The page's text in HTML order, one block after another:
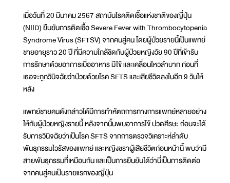
เมื่อวันที่ 20 มีนาคม 2567 สถาบันโรคติดเชื้อแห่งชาติของญี่ปุ่น
(NIID) ยืนยันการติดเชื้อ Severe Fever with Thrombocytopenia
Syndrome Virus (SFTSV) จากคนสู่คน โดยผู้ป่วยรายนี้เป็นแพทย์
ชายอายุราว 20 ปี ที่มีความใกล้ชิดกับผู้ป่วยหญิงวัย 90 ปีที่เข้ารับ
การรักษาด้วยอาการเบื่ออาหาร มีไข้ และเคลื่อนไหวลำบาก ก่อนที่
เธอจะถูกวินิจฉัยว่าป่วยด้วยโรค SFTS และเสียชีวิตลงในอีก 9 วันให้
หลัง
แพทย์ชายคนดังกล่าวได้มีการทำหัตถการทางการแพทย์หลายอย่าง
ให้กับผู้ป่วยหญิงรายนี้ หลังจากนั้นพบอาการไข้ ปวดศีรษะ ก่อนจะได้
รับการวินิจฉัยว่าเป็นโรค SFTS จากการตรวจวิเคราะห์ลำดับ
พันธุกรรมไวรัสของแพทย์ และหญิงชราผู้เสียชีวิตก่อนหน้านี้ พบว่ามี
สายพันธุกรรมที่เหมือนกัน และเป็นการยืนยันได้ว่านี่เป็นการติดต่อ
จากคนสู่คนเป็นรายแรกของญี่ปุ่น